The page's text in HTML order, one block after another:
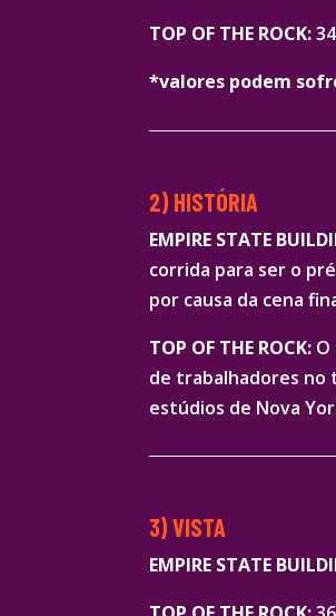
TOP OF THE ROCK:
*valores podem
2) HISTÓRIA
EMPIRE STATE
corrida para ser o
por causa da cena
TOP OF THE ROCK:
de trabalhadores no
estúdios de Nova
3) VISTA
EMPIRE STATE